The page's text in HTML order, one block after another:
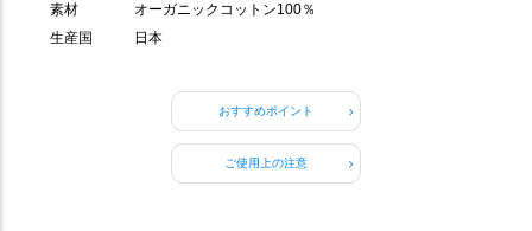
おすすめポイント
ご使用上の注意
素材
オーガニックコットン100％
生産国
日本